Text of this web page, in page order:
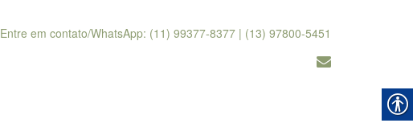
Entre em contato/WhatsApp: (11) 99377-8377 | (13) 97800-5451